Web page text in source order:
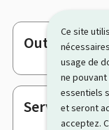
Ce site
usage de
ne
essentiels
et seront
acceptez.
Pied
de
page
Outils
Services en